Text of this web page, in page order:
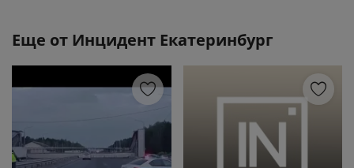
Еще от Инцидент Екатеринбург